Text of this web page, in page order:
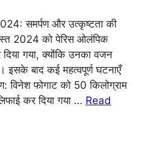
समर्पण और उत्कृष्टता की
2024 को पेरिस ओलंपिक
गया, क्योंकि उनका वजन
इसके बाद कई महत्वपूर्ण घटनाएँ
विनेश फोगाट को 50 किलोग्राम
कर दिया गया … Read